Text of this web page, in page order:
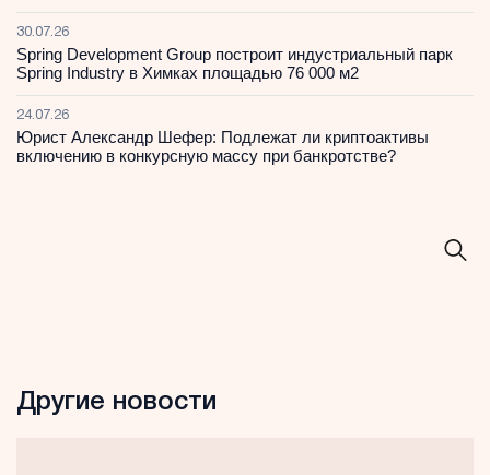
30.07.26
Spring Development Group построит индустриальный парк
Spring Industry в Химках площадью 76 000 м2
24.07.26
Юрист Александр Шефер: Подлежат ли криптоактивы
включению в конкурсную массу при банкротстве?
Другие новости